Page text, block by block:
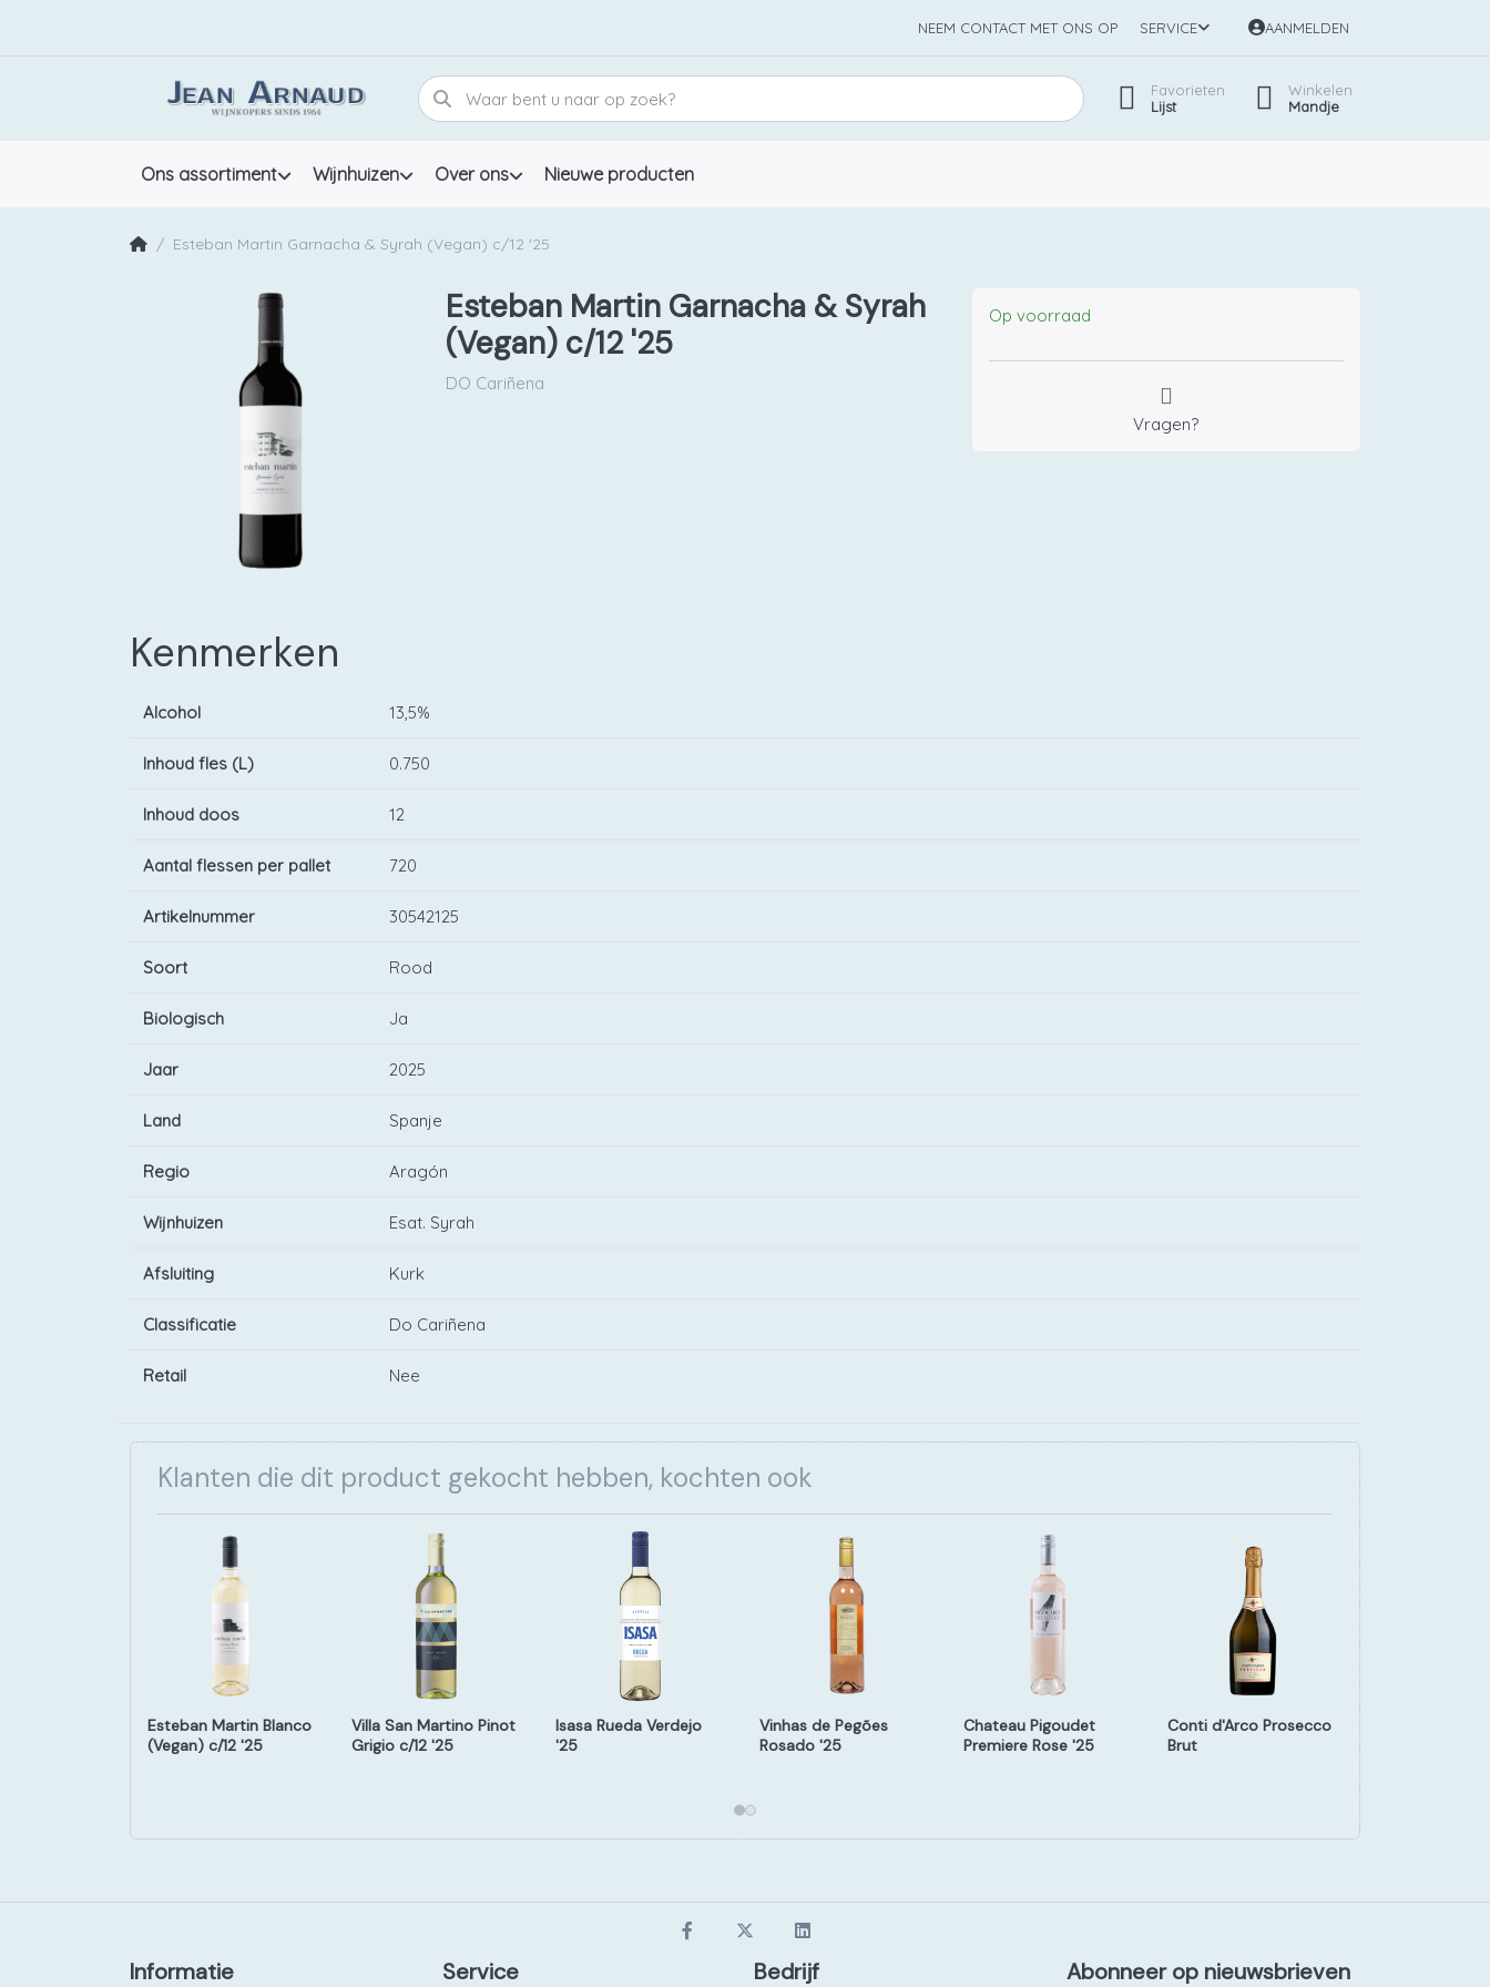
NEEM CONTACT MET ONS OP SERVICE AANMELDEN
Favorieten
Lijst
Winkelen
Mandje
Ons assortiment Wijnhuizen Over ons Nieuwe producten
Esteban Martin Garnacha & Syrah (Vegan) c/12 '25
Esteban Martin Garnacha & Syrah
(Vegan) c/12 '25
DO Cariñena
Op voorraad
Vragen?
Kenmerken
Alcohol 13,5%
Inhoud fles (L) 0.750
Inhoud doos 12
Aantal flessen per pallet 720
Artikelnummer 30542125
Soort Rood
Biologisch Ja
Jaar 2025
Land Spanje
Regio Aragón
Wijnhuizen Esat. Syrah
Afsluiting Kurk
Classificatie Do Cariñena
Retail Nee
Klanten die dit product gekocht hebben, kochten ook
Esteban Martin Blanco
(Vegan) c/12 '25
Villa San Martino Pinot
Grigio c/12 '25
Isasa Rueda Verdejo
'25
Vinhas de Pegões
Rosado '25
Chateau Pigoudet
Premiere Rose '25
Conti d'Arco Prosecco
Brut
Informatie Service Bedrijf Abonneer op nieuwsbrieven